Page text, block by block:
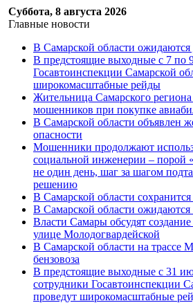
Суббота, 8 августа 2026
Главные новости
В Самарской области
В предстоящие выходные с 7 по
Госавтоинспекции Самарской
широкомасштабные рейды
Жительница Самарского региона
мошенников при покупке
В Самарской области объявлен
опасности
Мошенники продолжают
социальной инженерии – порой
не один день, шаг за шагом
решению
В Самарской области сохранится
В Самарской области ожидаются
Власти Самары обсудят
улице Молодогвардейской
В Самарской области на трассе
бензовоза
В предстоящие выходные с 31
сотрудники Госавтоинспекции
проведут широкомасштабные